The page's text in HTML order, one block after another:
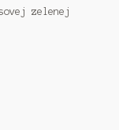
zelenej